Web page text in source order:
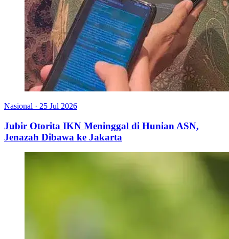
Nasional · 25 Jul 2026
Jubir Otorita IKN Meninggal di Hunian ASN,
Jenazah Dibawa ke Jakarta